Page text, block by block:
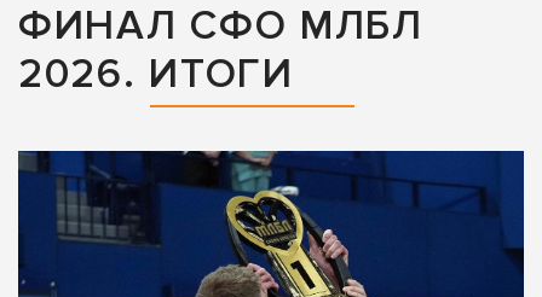
ФИНАЛ СФО МЛБЛ
2026. ИТОГИ